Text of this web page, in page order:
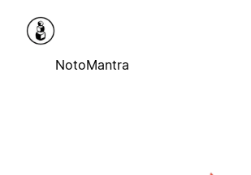
NotoMantra